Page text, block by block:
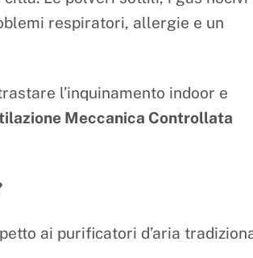
respiratori, allergie e un
l’inquinamento indoor e
Meccanica Controllata
ai purificatori d’aria